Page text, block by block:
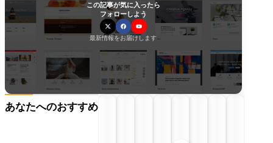
この記事が気に入ったら
フォローしよう
最新情報をお届けします
あなたへのおすすめ